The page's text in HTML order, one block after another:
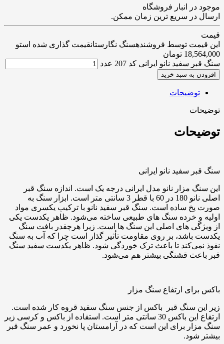
موجود در انبار فروشگاه
ارسال در سریع ترین زمان ممکن.
قیمت
این قیمت توسط فروشندهسنگ نگارستانقیمت گذاری شده استو
18,564,000 تومان
سنگ قبر سفید نانو ایرانی کد 207 عدد
افزودن به سبد خرید
توضیحات
توضیحات
توضیحات
سنگ قبر سفید نانو ایرانی
این سنگ مزار نانو مدل ایرانی درجه یک است. اندازه سنگ قبر
اصلی نانو 180 در 60 با قطر 3 سانتی متر است. ابزار سنگ به
صورت پخ ساده است. سنگ قبر سفید نانو با ترکیب یکسری مواد
اولیه و خرده سنگ های طبیعی ساخته می‌شود. ظاهر یکدست یکی
از ویژگی های اصلی این سنگ ها است. زیرا هرچقدر بافت سنگ
یکدست باشد، بر روی مقاومت تأثیر گذار است چرا که آب به سنگ
نفوذ نمی‌کند تا باعث ترک خوردگی شود. ظاهر یکدست سفید سنگ
قبر باعث قشنگی بیشتر هم می‌شود.
باکس برای ارتفاع سنگ مزار
زیر این سنگ قبر باکس از جنس سنگ سفید قروه کار شده است.
ارتفاع این باکس 30 سانتی متر است. استفاده از باکس و کرسی زیر
سنگ مزار برای این است که در آرامستان پا نخورد و عمر سنگ قبر
بیشتر شود.